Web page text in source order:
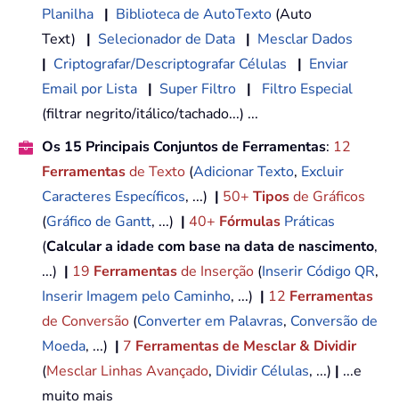
Planilha | Biblioteca de AutoTexto (Auto
Text) | Selecionador de Data | Mesclar Dados
| Criptografar/Descriptografar Células | Enviar
Email por Lista | Super Filtro |
Filtro Especial
(filtrar negrito/itálico/tachado...) ...
Os 15 Principais Conjuntos de Ferramentas: 12
Ferramentasde Texto (Adicionar Texto, Excluir
Caracteres Específicos, ...) | 50+ Tiposde Gráficos
(Gráfico de Gantt, ...) | 40+ Fórmulas Práticas
(Calcular a idade com base na data de nascimento,
...) | 19 Ferramentasde Inserção (Inserir Código QR,
Inserir Imagem pelo Caminho, ...) | 12 Ferramentas
de Conversão (Converter em Palavras, Conversão de
Moeda, ...) | 7 Ferramentas de Mesclar & Dividir
(Mesclar Linhas Avançado, Dividir Células, ...) | ...e
muito mais